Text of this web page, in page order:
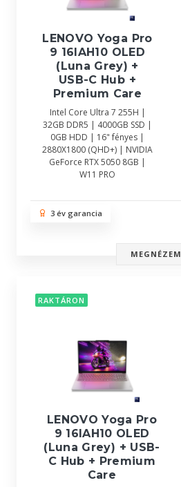
LENOVO Yoga Pro
9 16IAH10 OLED
(Luna Grey) +
USB-C Hub +
Premium Care
Intel Core Ultra 7 255H |
32GB DDR5 | 4000GB SSD |
0GB HDD | 16" fényes |
2880X1800 (QHD+) | NVIDIA
GeForce RTX 5050 8GB |
W11 PRO
3 év garancia
MEGNÉZEM
RAKTÁRON
LENOVO Yoga Pro
9 16IAH10 OLED
(Luna Grey) + USB-
C Hub + Premium
Care